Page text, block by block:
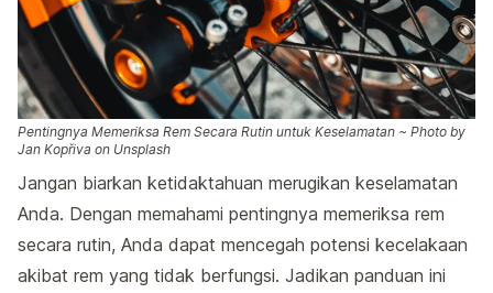
Pentingnya Memeriksa Rem Secara Rutin untuk Keselamatan ~ Photo by
Jan Kopřiva on Unsplash
Jangan biarkan ketidaktahuan merugikan keselamatan
Anda. Dengan memahami pentingnya memeriksa rem
secara rutin, Anda dapat mencegah potensi kecelakaan
akibat rem yang tidak berfungsi. Jadikan panduan ini